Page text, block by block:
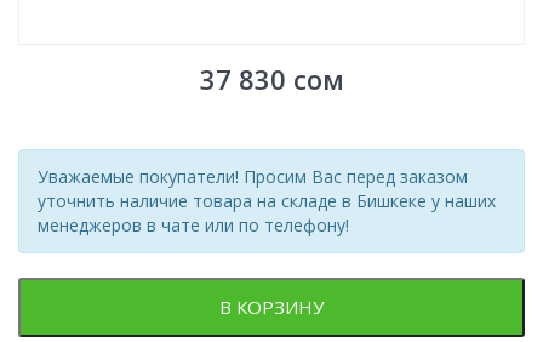
37 830 сом
Уважаемые покупатели! Просим Вас перед заказом
уточнить наличие товара на складе в Бишкеке у наших
менеджеров в чате или по телефону!
В КОРЗИНУ